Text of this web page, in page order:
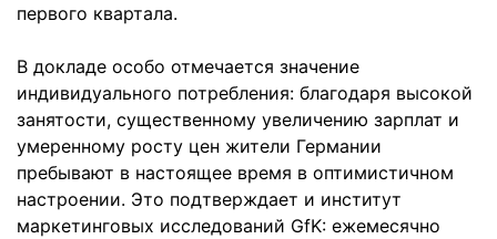
первого квартала.
В докладе особо отмечается значение
индивидуального потребления: благодаря высокой
занятости, существенному увеличению зарплат и
умеренному росту цен жители Германии
пребывают в настоящее время в оптимистичном
настроении. Это подтверждает и институт
маркетинговых исследований GfK: ежемесячно